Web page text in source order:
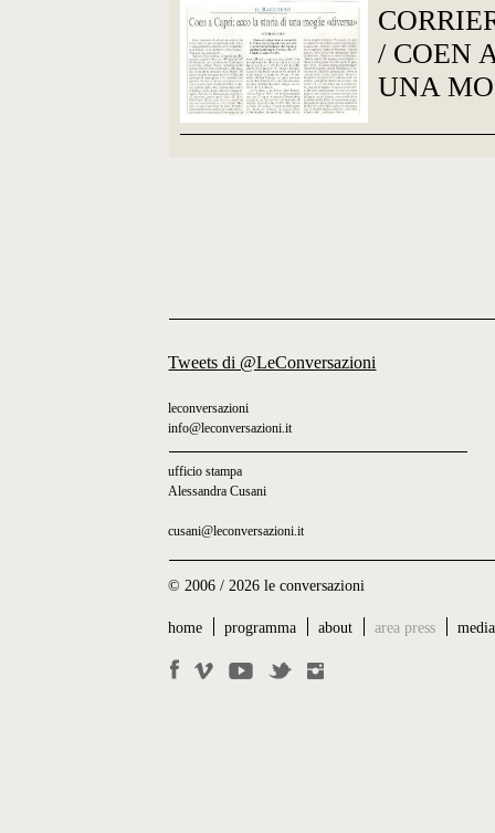
/ COEN
UNA
Tweets di @LeConversazioni
leconversazioni
info@leconversazioni.it
ufficio stampa
Alessandra Cusani
cusani@leconversazioni.it
© 2006 / 2026 le conversazioni
home programma about area press media